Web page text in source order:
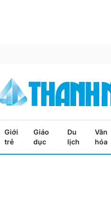
Giới
trẻ
Giáo
dục
Du
lịch
Văn
hóa